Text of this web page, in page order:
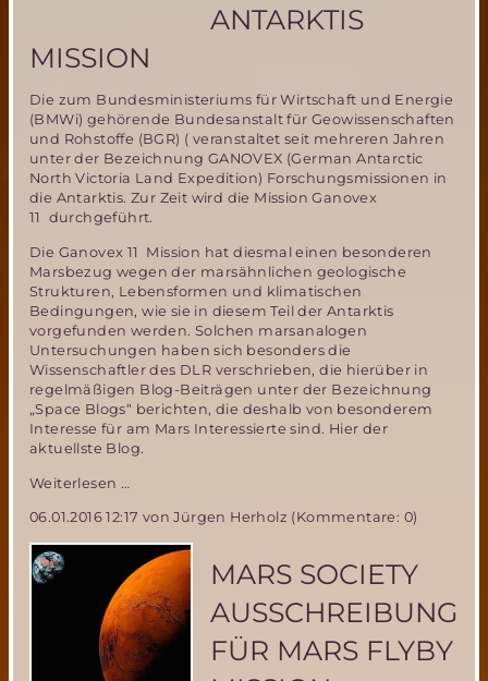
ANTARKTIS
MISSION
Die zum Bundesministeriums für Wirtschaft und Energie
(BMWi) gehörende Bundesanstalt für Geowissenschaften
und Rohstoffe (BGR) ( veranstaltet seit mehreren Jahren
unter der Bezeichnung GANOVEX (German Antarctic
North Victoria Land Expedition) Forschungsmissionen in
die Antarktis. Zur Zeit wird die Mission Ganovex
11 durchgeführt.
Die Ganovex 11 Mission hat diesmal einen besonderen
Marsbezug wegen der marsähnlichen geologische
Strukturen, Lebensformen und klimatischen
Bedingungen, wie sie in diesem Teil der Antarktis
vorgefunden werden. Solchen marsanalogen
Untersuchungen haben sich besonders die
Wissenschaftler des DLR verschrieben, die hierüber in
regelmäßigen Blog-Beiträgen unter der Bezeichnung
„Space Blogs“ berichten, die deshalb von besonderem
Interesse für am Mars Interessierte sind. Hier der
aktuellste Blog.
Weiterlesen …
Forschung
als
Teil
der
Ganovex
11
Antarktis
Mission
06.01.2016 12:17 von Jürgen Herholz (Kommentare: 0)
MARS SOCIETY
AUSSCHREIBUNG
FÜR MARS FLYBY